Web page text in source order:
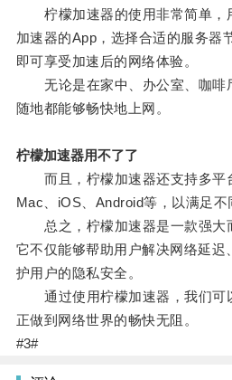
柠檬加速器的使用非常简单，
加速器的App，选择合适的服务器
即可享受加速后的网络体验。
无论是在家中、办公室、咖啡
随地都能够畅快地上网。
柠檬加速器用不了了
而且，柠檬加速器还支持多平
Mac、iOS、Android等，以满足不
总之，柠檬加速器是一款强大
它不仅能够帮助用户解决网络延迟
护用户的隐私安全。
通过使用柠檬加速器，我们可
正做到网络世界的畅快无阻。
#3#